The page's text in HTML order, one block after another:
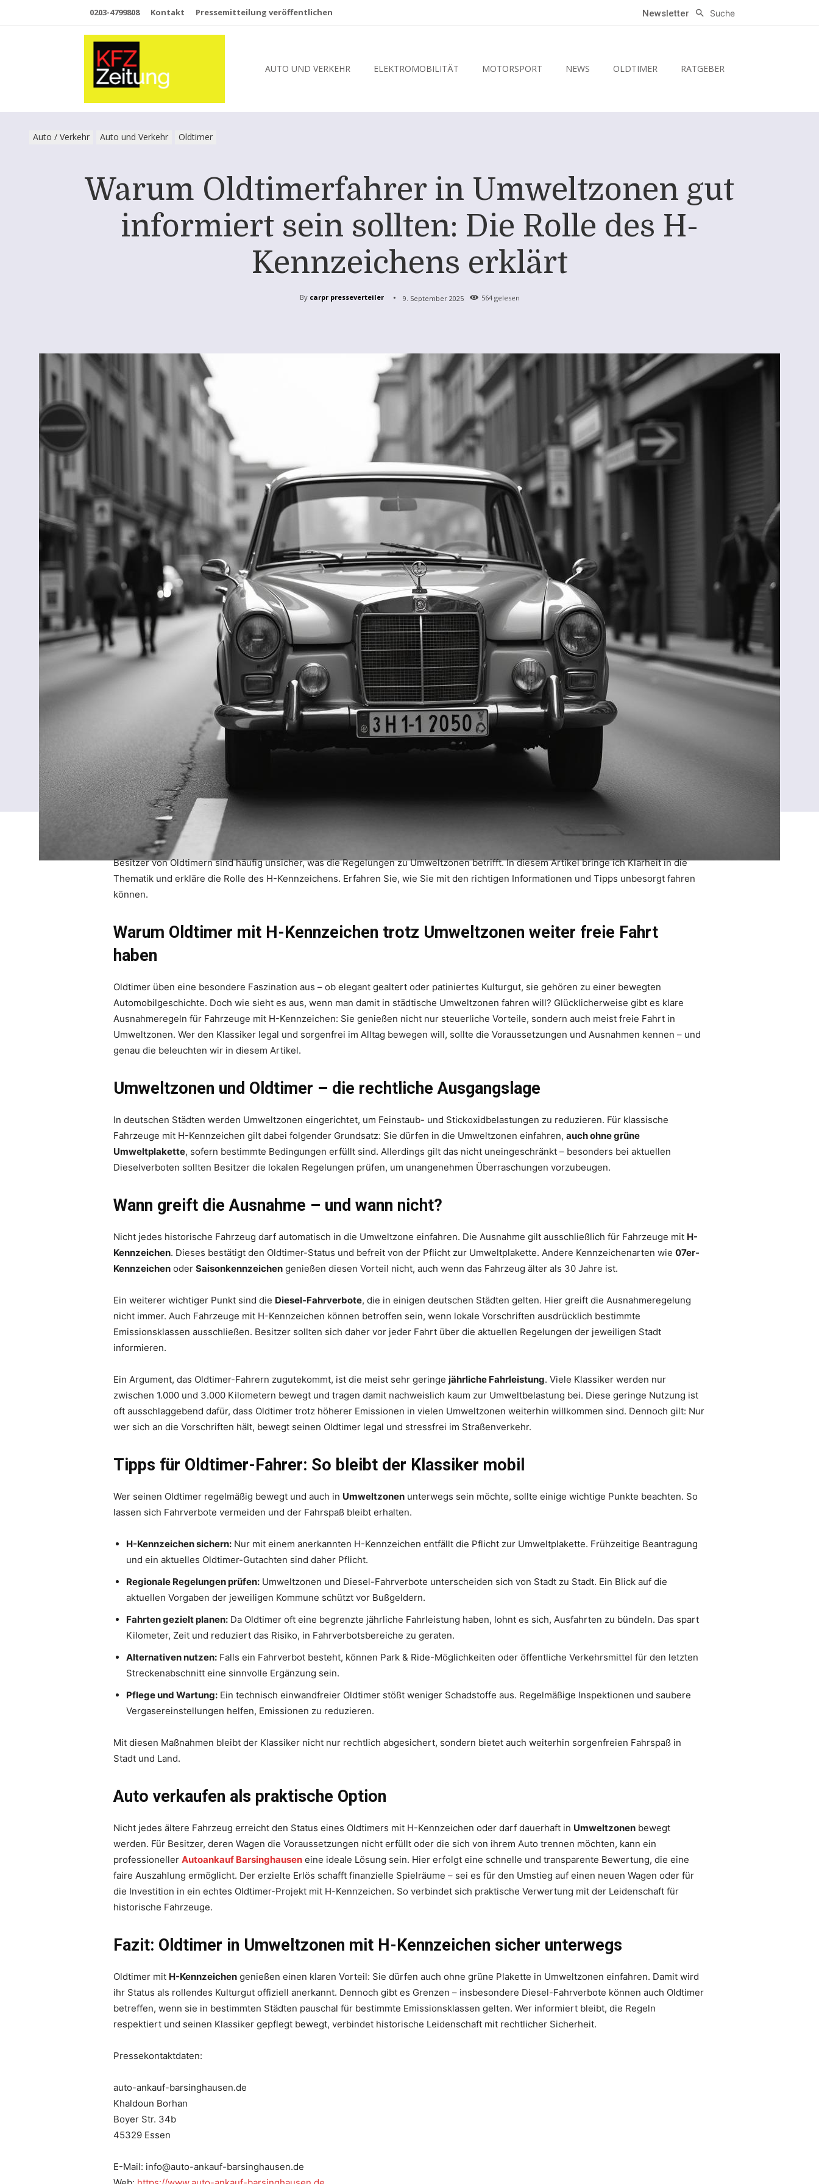
0203-4799808 Kontakt Pressemitteilung veröffentlichen Newsletter Suche
AUTO UND VERKEHR ELEKTROMOBILITÄT MOTORSPORT NEWS OLDTIMER RATGEBER
Auto / Verkehr Auto und Verkehr Oldtimer
Warum Oldtimerfahrer in Umweltzonen gut
informiert sein sollten: Die Rolle des H-
Kennzeichens erklärt
By carpr presseverteiler 9. September 2025 564gelesen
Besitzer von Oldtimern sind häufig unsicher, was die Regelungen zu Umweltzonen betrifft. In diesem Artikel bringe ich Klarheit in die
Thematik und erkläre die Rolle des H-Kennzeichens. Erfahren Sie, wie Sie mit den richtigen Informationen und Tipps unbesorgt fahren
können.
Warum Oldtimer mit H-Kennzeichen trotz Umweltzonen weiter freie Fahrt
haben
Oldtimer üben eine besondere Faszination aus – ob elegant gealtert oder patiniertes Kulturgut, sie gehören zu einer bewegten
Automobilgeschichte. Doch wie sieht es aus, wenn man damit in städtische Umweltzonen fahren will? Glücklicherweise gibt es klare
Ausnahmeregeln für Fahrzeuge mit H-Kennzeichen: Sie genießen nicht nur steuerliche Vorteile, sondern auch meist freie Fahrt in
Umweltzonen. Wer den Klassiker legal und sorgenfrei im Alltag bewegen will, sollte die Voraussetzungen und Ausnahmen kennen – und
genau die beleuchten wir in diesem Artikel.
Umweltzonen und Oldtimer – die rechtliche Ausgangslage
In deutschen Städten werden Umweltzonen eingerichtet, um Feinstaub- und Stickoxidbelastungen zu reduzieren. Für klassische
Fahrzeuge mit H-Kennzeichen gilt dabei folgender Grundsatz: Sie dürfen in die Umweltzonen einfahren, auch ohne grüne
Umweltplakette, sofern bestimmte Bedingungen erfüllt sind. Allerdings gilt das nicht uneingeschränkt – besonders bei aktuellen
Dieselverboten sollten Besitzer die lokalen Regelungen prüfen, um unangenehmen Überraschungen vorzubeugen.
Wann greift die Ausnahme – und wann nicht?
Nicht jedes historische Fahrzeug darf automatisch in die Umweltzone einfahren. Die Ausnahme gilt ausschließlich für Fahrzeuge mit H-
Kennzeichen. Dieses bestätigt den Oldtimer-Status und befreit von der Pflicht zur Umweltplakette. Andere Kennzeichenarten wie 07er-
Kennzeichen oder Saisonkennzeichen genießen diesen Vorteil nicht, auch wenn das Fahrzeug älter als 30 Jahre ist.
Ein weiterer wichtiger Punkt sind die Diesel-Fahrverbote, die in einigen deutschen Städten gelten. Hier greift die Ausnahmeregelung
nicht immer. Auch Fahrzeuge mit H-Kennzeichen können betroffen sein, wenn lokale Vorschriften ausdrücklich bestimmte
Emissionsklassen ausschließen. Besitzer sollten sich daher vor jeder Fahrt über die aktuellen Regelungen der jeweiligen Stadt
informieren.
Ein Argument, das Oldtimer-Fahrern zugutekommt, ist die meist sehr geringe jährliche Fahrleistung. Viele Klassiker werden nur
zwischen 1.000 und 3.000 Kilometern bewegt und tragen damit nachweislich kaum zur Umweltbelastung bei. Diese geringe Nutzung ist
oft ausschlaggebend dafür, dass Oldtimer trotz höherer Emissionen in vielen Umweltzonen weiterhin willkommen sind. Dennoch gilt: Nur
wer sich an die Vorschriften hält, bewegt seinen Oldtimer legal und stressfrei im Straßenverkehr.
Tipps für Oldtimer-Fahrer: So bleibt der Klassiker mobil
Wer seinen Oldtimer regelmäßig bewegt und auch in Umweltzonen unterwegs sein möchte, sollte einige wichtige Punkte beachten. So
lassen sich Fahrverbote vermeiden und der Fahrspaß bleibt erhalten.
H-Kennzeichen sichern: Nur mit einem anerkannten H-Kennzeichen entfällt die Pflicht zur Umweltplakette. Frühzeitige Beantragung
und ein aktuelles Oldtimer-Gutachten sind daher Pflicht.
Regionale Regelungen prüfen: Umweltzonen und Diesel-Fahrverbote unterscheiden sich von Stadt zu Stadt. Ein Blick auf die
aktuellen Vorgaben der jeweiligen Kommune schützt vor Bußgeldern.
Fahrten gezielt planen: Da Oldtimer oft eine begrenzte jährliche Fahrleistung haben, lohnt es sich, Ausfahrten zu bündeln. Das spart
Kilometer, Zeit und reduziert das Risiko, in Fahrverbotsbereiche zu geraten.
Alternativen nutzen: Falls ein Fahrverbot besteht, können Park & Ride-Möglichkeiten oder öffentliche Verkehrsmittel für den letzten
Streckenabschnitt eine sinnvolle Ergänzung sein.
Pflege und Wartung: Ein technisch einwandfreier Oldtimer stößt weniger Schadstoffe aus. Regelmäßige Inspektionen und saubere
Vergasereinstellungen helfen, Emissionen zu reduzieren.
Mit diesen Maßnahmen bleibt der Klassiker nicht nur rechtlich abgesichert, sondern bietet auch weiterhin sorgenfreien Fahrspaß in
Stadt und Land.
Auto verkaufen als praktische Option
Nicht jedes ältere Fahrzeug erreicht den Status eines Oldtimers mit H-Kennzeichen oder darf dauerhaft in Umweltzonen bewegt
werden. Für Besitzer, deren Wagen die Voraussetzungen nicht erfüllt oder die sich von ihrem Auto trennen möchten, kann ein
professioneller Autoankauf Barsinghausen eine ideale Lösung sein. Hier erfolgt eine schnelle und transparente Bewertung, die eine
faire Auszahlung ermöglicht. Der erzielte Erlös schafft finanzielle Spielräume – sei es für den Umstieg auf einen neuen Wagen oder für
die Investition in ein echtes Oldtimer-Projekt mit H-Kennzeichen. So verbindet sich praktische Verwertung mit der Leidenschaft für
historische Fahrzeuge.
Fazit: Oldtimer in Umweltzonen mit H-Kennzeichen sicher unterwegs
Oldtimer mit H-Kennzeichen genießen einen klaren Vorteil: Sie dürfen auch ohne grüne Plakette in Umweltzonen einfahren. Damit wird
ihr Status als rollendes Kulturgut offiziell anerkannt. Dennoch gibt es Grenzen – insbesondere Diesel-Fahrverbote können auch Oldtimer
betreffen, wenn sie in bestimmten Städten pauschal für bestimmte Emissionsklassen gelten. Wer informiert bleibt, die Regeln
respektiert und seinen Klassiker gepflegt bewegt, verbindet historische Leidenschaft mit rechtlicher Sicherheit.
Pressekontaktdaten:
auto-ankauf-barsinghausen.de
Khaldoun Borhan
Boyer Str. 34b
45329 Essen
E-Mail: info@auto-ankauf-barsinghausen.de